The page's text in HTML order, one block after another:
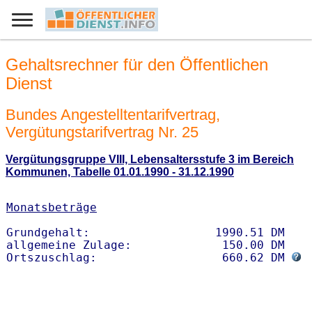
Gehaltsrechner für den Öffentlichen
Dienst
Bundes Angestelltentarifvertrag,
Vergütungstarifvertrag Nr. 25
Vergütungsgruppe VIII, Lebensaltersstufe 3 im Bereich
Kommunen, Tabelle 01.01.1990 - 31.12.1990
Monatsbeträge
Grundgehalt:                  1990.51 DM
allgemeine Zulage:             150.00 DM
Ortszuschlag:                  660.62 DM